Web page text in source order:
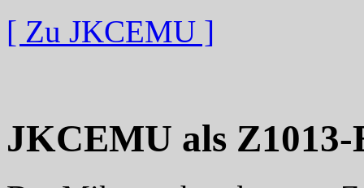
[ Zu JKCEMU ]
JKCEMU als